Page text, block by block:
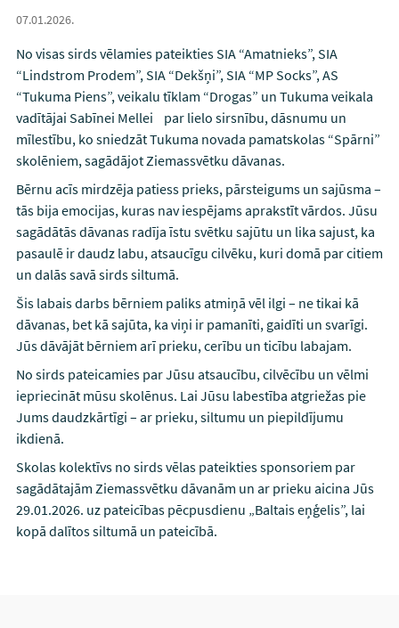
07.01.2026.
No visas sirds vēlamies pateikties SIA “Amatnieks”, SIA
“Lindstrom Prodem”, SIA “Dekšņi”, SIA “MP Socks”, AS
“Tukuma Piens”, veikalu tīklam “Drogas” un Tukuma veikala
vadītājai Sabīnei Mellei par lielo sirsnību, dāsnumu un
mīlestību, ko sniedzāt Tukuma novada pamatskolas “Spārni”
skolēniem, sagādājot Ziemassvētku dāvanas.
Bērnu acīs mirdzēja patiess prieks, pārsteigums un sajūsma –
tās bija emocijas, kuras nav iespējams aprakstīt vārdos. Jūsu
sagādātās dāvanas radīja īstu svētku sajūtu un lika sajust, ka
pasaulē ir daudz labu, atsaucīgu cilvēku, kuri domā par citiem
un dalās savā sirds siltumā.
Šis labais darbs bērniem paliks atmiņā vēl ilgi – ne tikai kā
dāvanas, bet kā sajūta, ka viņi ir pamanīti, gaidīti un svarīgi.
Jūs dāvājāt bērniem arī prieku, cerību un ticību labajam.
No sirds pateicamies par Jūsu atsaucību, cilvēcību un vēlmi
iepriecināt mūsu skolēnus. Lai Jūsu labestība atgriežas pie
Jums daudzkārtīgi – ar prieku, siltumu un piepildījumu
ikdienā.
Skolas kolektīvs no sirds vēlas pateikties sponsoriem par
sagādātajām Ziemassvētku dāvanām un ar prieku aicina Jūs
29.01.2026. uz pateicības pēcpusdienu „Baltais eņģelis”, lai
kopā dalītos siltumā un pateicībā.